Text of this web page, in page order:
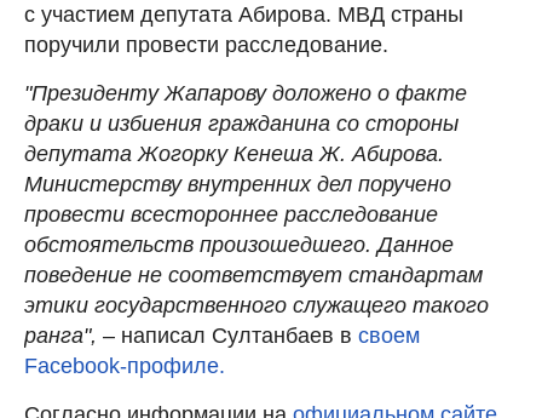
с участием депутата Абирова. МВД страны
поручили провести расследование.
"Президенту Жапарову доложено о факте
драки и избиения гражданина со стороны
депутата Жогорку Кенеша Ж. Абирова.
Министерству внутренних дел поручено
провести всестороннее расследование
обстоятельств произошедшего. Данное
поведение не соответствует стандартам
этики государственного служащего такого
ранга", – написал Султанбаев в своем
Facebook-профиле.